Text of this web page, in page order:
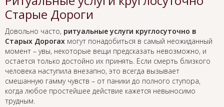
Старые Дороги
Довольно часто, ритуальные услуги круглосуточно в
Старых Дорогах могут понадобиться в самый неожиданный
момент – увы, некоторые вещи предсказать невозможно, и
остается только достойно их принять. Если смерть близкого
человека наступила внезапно, это всегда вызывает
смешанную гамму чувств – от паники до полного ступора,
когда любое простейшее действие кажется невыносимо
трудным.